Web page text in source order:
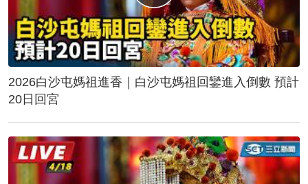
2026白沙屯媽祖進香｜白沙屯媽祖回鑾進入倒數 預計
20日回宮